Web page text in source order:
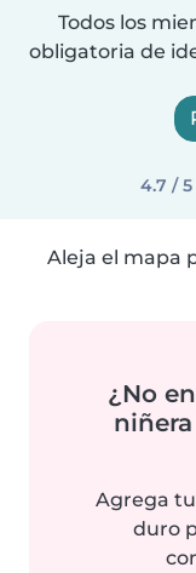
Todos los
obligatoria de
4.7 / 5
Aleja el mapa
¿No
Agrega
duro